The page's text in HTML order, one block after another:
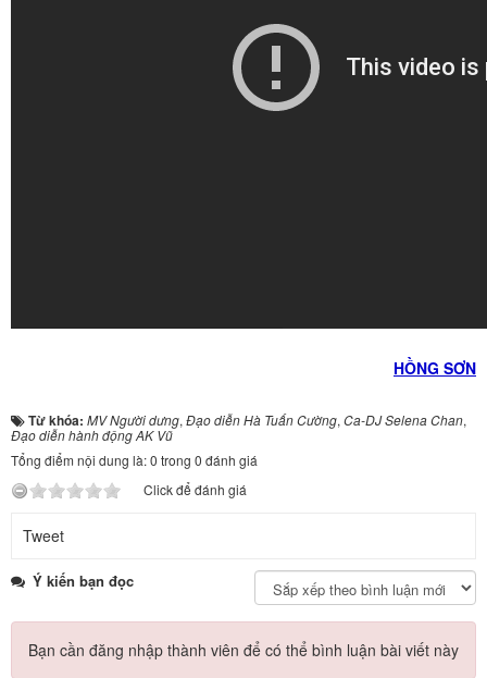
HỒNG SƠN
Từ khóa: MV Người dưng, Đạo diễn Hà Tuấn Cường, Ca-DJ Selena Chan,
Đạo diễn hành động AK Vũ
Tổng điểm nội dung là: 0 trong 0 đánh giá
Click để đánh giá
Tweet
Ý kiến bạn đọc
Bạn cần đăng nhập thành viên để có thể bình luận bài viết này